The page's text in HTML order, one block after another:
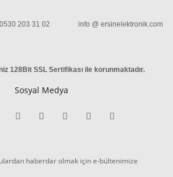
0530 203 31 02 info @ ersinelektronik.com
128Bit SSL Sertifikası ile korunmaktadır.
Sosyal Medya
haberdar olmak için e-bültenimize